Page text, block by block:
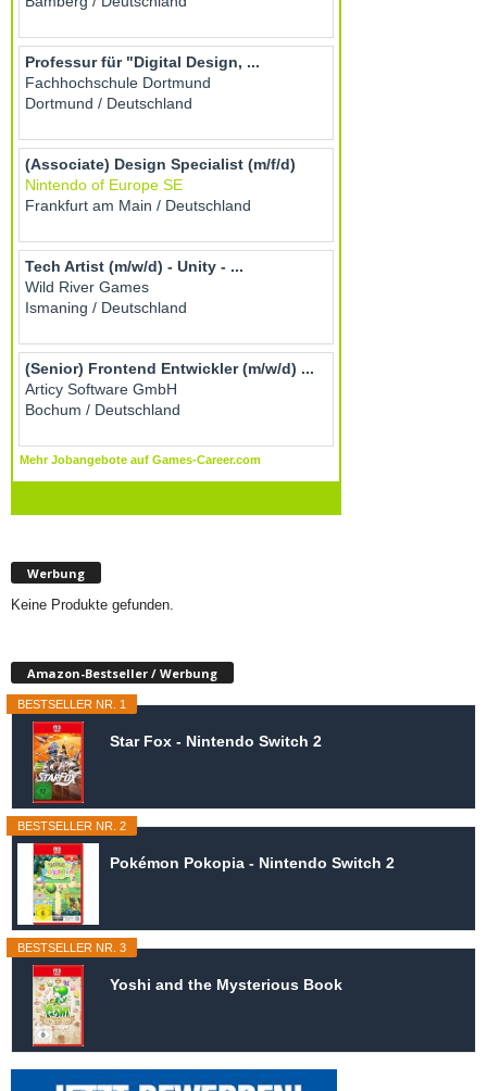
Werbung
Keine Produkte gefunden.
Amazon-Bestseller / Werbung
BESTSELLER NR. 1
Star Fox - Nintendo Switch 2
BESTSELLER NR. 2
Pokémon Pokopia - Nintendo Switch 2
BESTSELLER NR. 3
Yoshi and the Mysterious Book